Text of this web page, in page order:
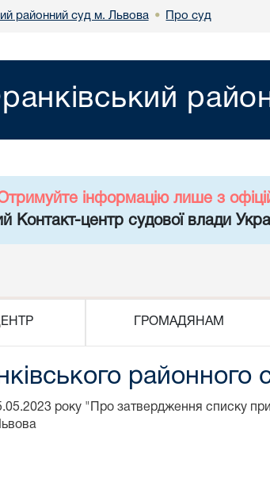
районний суд м. Львова • Про суд
інформацію лише з
Контакт-центр судової влади
ГРОМАДЯНАМ
районного
року "Про затвердження списку